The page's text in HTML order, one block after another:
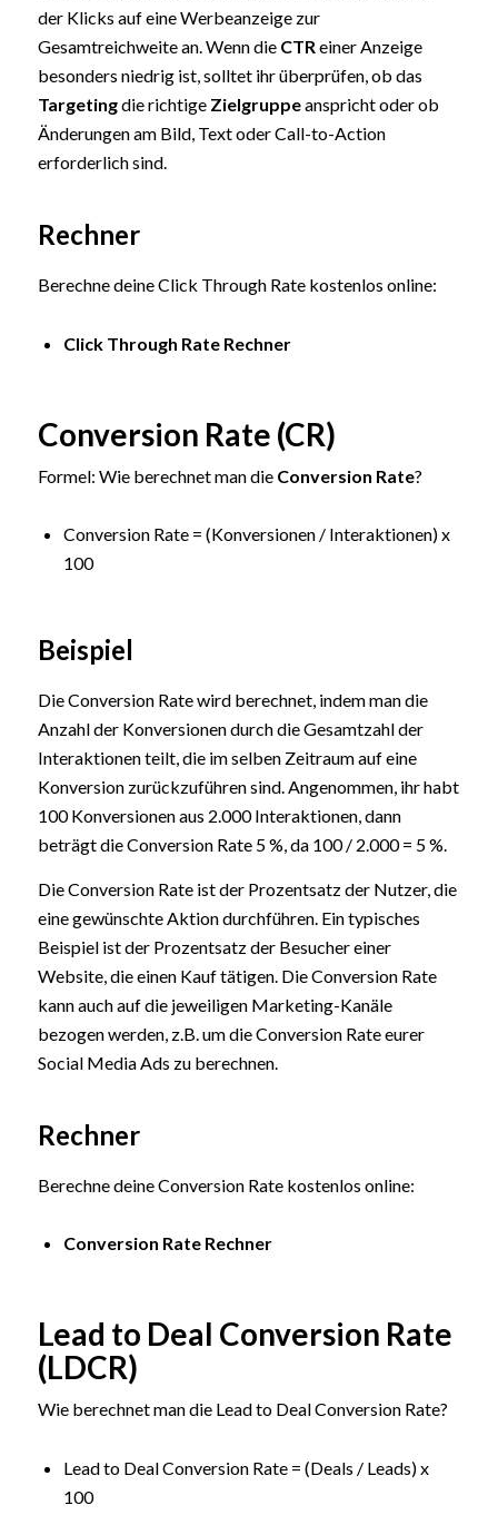
der Klicks auf eine Werbeanzeige zur
Gesamtreichweite an. Wenn die CTReiner Anzeige
besonders niedrig ist, solltet ihr überprüfen, ob das
Targetingdie richtige Zielgruppeanspricht oder ob
Änderungen am Bild, Text oder Call-to-Action
erforderlich sind.
Rechner
Berechne deine Click Through Rate kostenlos online:
Click Through Rate Rechner
Conversion Rate (CR)
Formel: Wie berechnet man die Conversion Rate?
Conversion Rate = (Konversionen / Interaktionen) x
100
Beispiel
Die Conversion Rate wird berechnet, indem man die
Anzahl der Konversionen durch die Gesamtzahl der
Interaktionen teilt, die im selben Zeitraum auf eine
Konversion zurückzuführen sind. Angenommen, ihr habt
100 Konversionen aus 2.000 Interaktionen, dann
beträgt die Conversion Rate 5 %, da 100 / 2.000 = 5 %.
Die Conversion Rate ist der Prozentsatz der Nutzer, die
eine gewünschte Aktion durchführen. Ein typisches
Beispiel ist der Prozentsatz der Besucher einer
Website, die einen Kauf tätigen. Die Conversion Rate
kann auch auf die jeweiligen Marketing-Kanäle
bezogen werden, z.B. um die Conversion Rate eurer
Social Media Ads zu berechnen.
Rechner
Berechne deine Conversion Rate kostenlos online:
Conversion Rate Rechner
Lead to Deal Conversion Rate
(LDCR)
Wie berechnet man die Lead to Deal Conversion Rate?
Lead to Deal Conversion Rate = (Deals / Leads) x
100